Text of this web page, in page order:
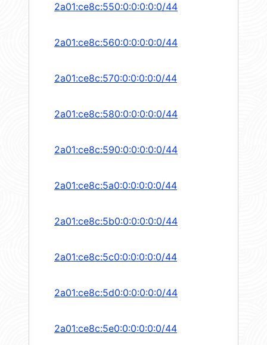
2a01:ce8c:550:0:0:0:0:0/44
2a01:ce8c:560:0:0:0:0:0/44
2a01:ce8c:570:0:0:0:0:0/44
2a01:ce8c:580:0:0:0:0:0/44
2a01:ce8c:590:0:0:0:0:0/44
2a01:ce8c:5a0:0:0:0:0:0/44
2a01:ce8c:5b0:0:0:0:0:0/44
2a01:ce8c:5c0:0:0:0:0:0/44
2a01:ce8c:5d0:0:0:0:0:0/44
2a01:ce8c:5e0:0:0:0:0:0/44